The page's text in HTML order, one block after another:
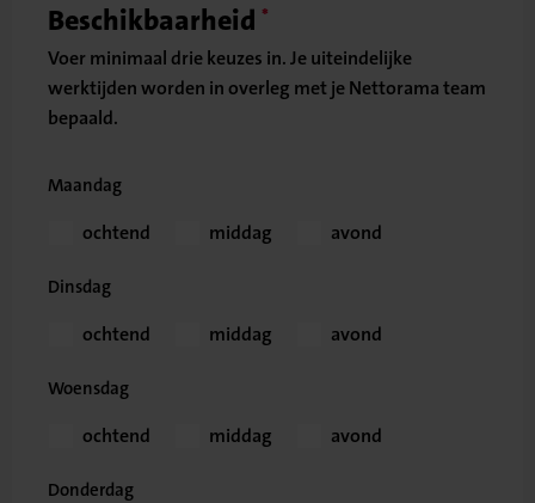
Beschikbaarheid
Maandag
ochtend middag avond
Dinsdag
ochtend middag avond
Woensdag
ochtend middag avond
Donderdag